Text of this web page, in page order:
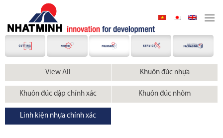
content
View All Khuôn đúc nhựa
Khuôn đúc dập chính xác Khuôn đúc nhôm
Linh kiện nhựa chính xác